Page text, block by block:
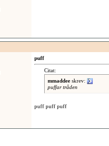
puff
Citat:
mmaddeeskrev:
puffar tråden
puff puff puff